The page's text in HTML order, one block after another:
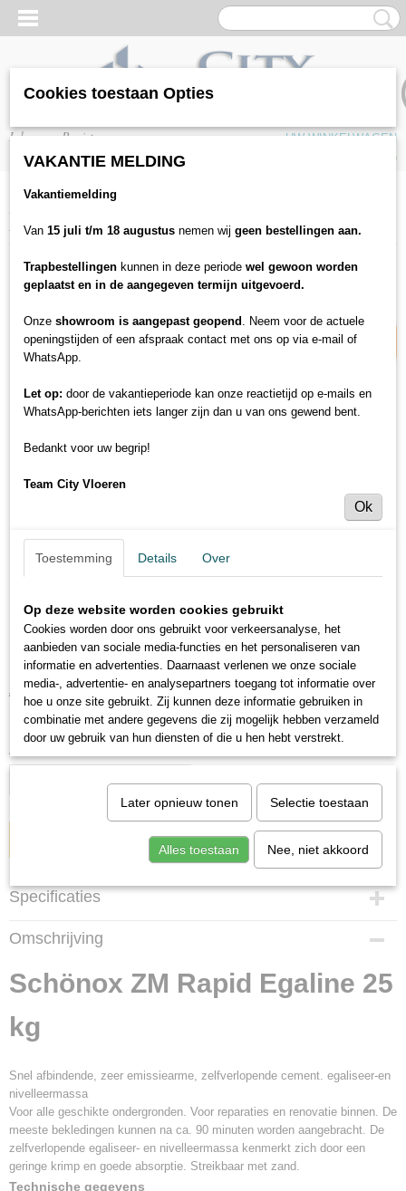
Inloggen Registreren
UW WINKELWAGEN
(0)
Home
Rapid Egaline 25 kg
Schönox ZM Rapid Egaline 25 kg
€ 69,95 € 59,95 (inclusief btw 21%)
Levertijd 3 tot 5 werkdagen
Aantal
IN WINKELWAGEN
Specificaties
Productcode
410383002
Netto gewicht
25,00 Kg
25,00 Kg
Omschrijving
Schönox ZM Rapid Egaline 25
kg
Snel afbindende, zeer emissiearme, zelfverlopende cement. egaliseer-en
nivelleermassa
Voor alle geschikte ondergronden. Voor reparaties en renovatie binnen. De
meeste bekledingen kunnen na ca. 90 minuten worden aangebracht. De
zelfverlopende egaliseer- en nivelleermassa kenmerkt zich door een
geringe krimp en goede absorptie. Streikbaar met zand.
Technische gegevens
Cookies toestaan Opties
VAKANTIE MELDING
Vakantiemelding
Van 15 juli t/m 18 augustus nemen wij geen bestellingen aan.
Trapbestellingen kunnen in deze periode wel gewoon worden
geplaatst en in de aangegeven termijn uitgevoerd.
Onze showroom is aangepast geopend . Neem voor de actuele
openingstijden of een afspraak contact met ons op via e-mail of
WhatsApp.
Let op: door de vakantieperiode kan onze reactietijd op e-mails en
WhatsApp-berichten iets langer zijn dan u van ons gewend bent.
Bedankt voor uw begrip!
Team City Vloeren
Ok
Toestemming Details Over
Op deze website worden cookies gebruikt
Cookies worden door ons gebruikt voor verkeersanalyse, het
aanbieden van sociale media-functies en het personaliseren van
informatie en advertenties. Daarnaast verlenen we onze sociale
media-, advertentie- en analysepartners toegang tot informatie over
hoe u onze site gebruikt. Zij kunnen deze informatie gebruiken in
combinatie met andere gegevens die zij mogelijk hebben verzameld
door uw gebruik van hun diensten of die u hen hebt verstrekt.
Later opnieuw tonen Selectie toestaan
Alles toestaan Nee, niet akkoord